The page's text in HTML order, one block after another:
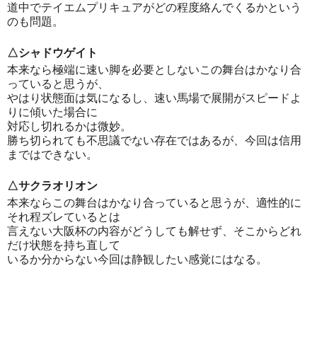
道中でテイエムプリキュアがどの程度絡んでくるかという
のも問題。
△シャドウゲイト
本来なら極端に速い脚を必要としないこの舞台はかなり合
っていると思うが、
やはり状態面は気になるし、速い馬場で展開がスピードよ
りに傾いた場合に
対応し切れるかは微妙。
勝ち切られても不思議でない存在ではあるが、今回は信用
まではできない。
△サクラオリオン
本来ならこの舞台はかなり合っていると思うが、適性的に
それ程ズレているとは
言えない大阪杯の内容がどうしても解せず、そこからどれ
だけ状態を持ち直して
いるか分からない今回は静観したい感覚にはなる。